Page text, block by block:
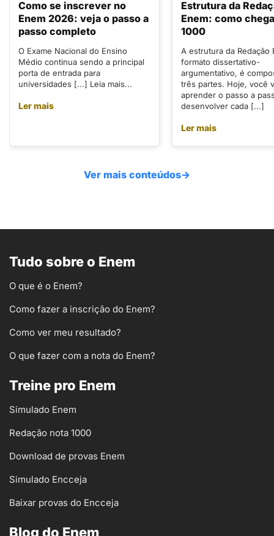
Como se inscrever no
Enem 2026: veja o passo a
passo completo
O Exame Nacional do Ensino
Médio continua sendo a principal
porta de entrada para
universidades [...] Leia mais...
Ler mais
Estrutura da
Enem: como
1000
A estrutura da Redação
formato dissertativo-
argumentativo, é
três partes. Hoje, você
aprender o passo a
desenvolver cada [...]
Ler mais
Ver mais conteúdos→
Tudo sobre o Enem
O que é o Enem?
Como fazer a inscrição do Enem?
Como ver meu resultado?
O que fazer com a nota do Enem?
Treine pro Enem
Simulado Enem
Redação nota 1000
Download de provas Enem
Simulado Encceja
Baixar provas do Encceja
Blog do Enem